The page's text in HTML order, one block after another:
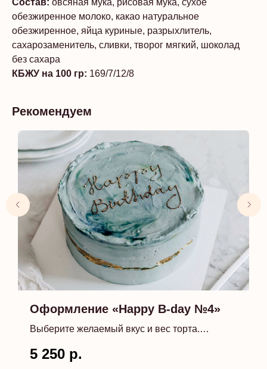
Состав: овсяная мука, рисовая мука, сухое
обезжиренное молоко, какао натуральное
обезжиренное, яйца куриные, разрыхлитель,
сахарозаменитель, сливки, творог мягкий, шоколад
без сахара
КБЖУ на 100 гр: 169/7/12/8
Рекомендуем
Оформление «Happy B-day №4»
Выберите желаемый вкус и вес торта.
*от 1,5 кг
5 250 р.